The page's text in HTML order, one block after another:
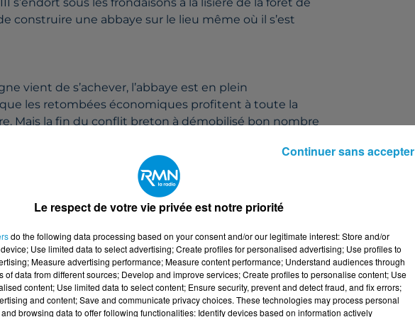
construire une abbaye sur le lieu même où il s’est
vient de s’achever, l’abbaye est en plein
les retombées économiques profitent à toute la
Mais la fin du conflit breton à démobilisé bon nombre
de Guerlédan est inauguré le 12 octobre 1930. 55
la vallée.
en ruine. Il faut attendre la venue en 1683 de
qui décide de s’installer et de vivre à Bon-Repos. Il
personne. Il va, pour des raisons de prestige, construire
Le respect de votre vie privée est notre priorité
do the following data processing based on your consent and/or our legitimate interest: Store and/or
Use limited data to select advertising; Create profiles for personalised advertising; Use profiles to
Measure advertising performance; Measure content performance; Understand audiences through
of data from different sources; Develop and improve services; Create profiles to personalise content; Use
content; Use limited data to select content; Ensure security, prevent and detect fraud, and fix errors;
and content; Save and communicate privacy choices. These technologies may process personal
browsing data to offer following functionalities: Identify devices based on information actively
Continuer sans accepter